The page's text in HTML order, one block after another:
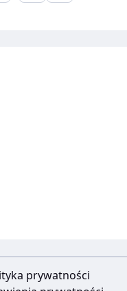
Nagrody
prywatności